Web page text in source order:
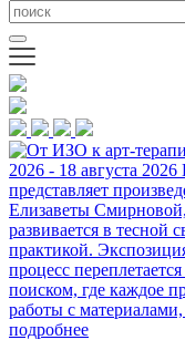
2026 - 18 августа 2026
представляет
Елизаветы
развивается в тесной
практикой.
процесс
поиском, где каждое
работы с
подробнее